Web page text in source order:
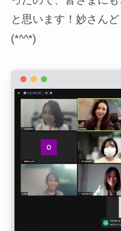
と思います！妙さん
(*^^*)